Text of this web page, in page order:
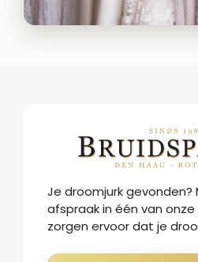
Je droomjurk gevonden?
afspraak in één van onze
zorgen ervoor dat je